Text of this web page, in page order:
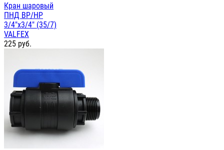
Кран шаровый
ПНД ВР/НР
3/4"х3/4" (35/7)
VALFEX
225 руб.